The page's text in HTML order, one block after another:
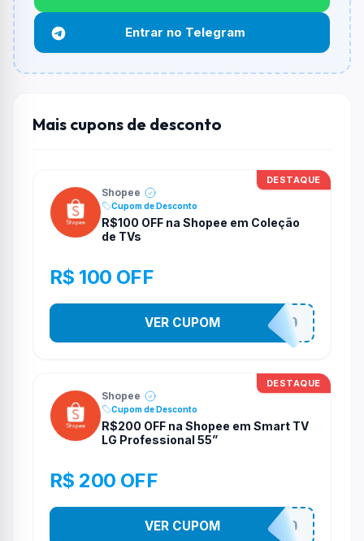
Não informado ou sem limite.
Funciona em qualquer produto?
Não necessariamente. Depende de itens participantes
e alguns vendedores ou produtos especificos podem
Entrar no Telegram
Mais cupons de desconto
DESTAQUE
Shopee
Cupom de Desconto
R$100 OFF na Shopee em Coleção
de TVs
R$ 100 OFF
TV100
VER CUPOM
DESTAQUE
Shopee
Cupom de Desconto
R$200 OFF na Shopee em Smart TV
LG Professional 55”
R$ 200 OFF
TV200
VER CUPOM